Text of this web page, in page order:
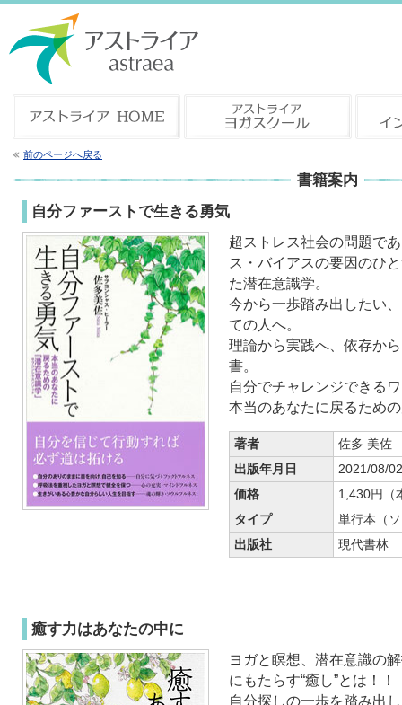
前のページへ戻る
書籍案内
自分ファーストで生きる勇気
超ストレス社会の問題で
ス・バイアスの要因のひ
た潜在意識学。
今から一歩踏み出したい
ての人へ。
理論から実践へ、依存か
書。
自分でチャレンジできる
本当のあなたに戻るため
著者
佐多 美佐
出版年月日
2021/08/02
価格
1,430円
タイプ
単行本（
出版社
現代書林
癒す力はあなたの中に
ヨガと瞑想、潜在意識の
にもたらす“癒し”とは！！
自分探しの一歩を踏み出